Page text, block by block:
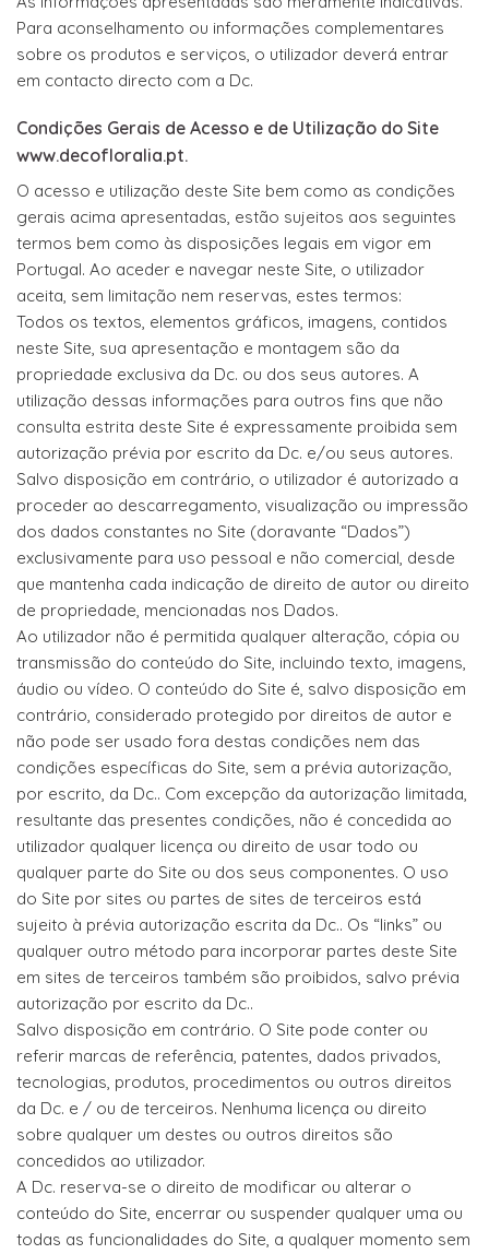
Para aconselhamento ou informações complementares
sobre os produtos e serviços, o utilizador deverá entrar
em contacto directo com a Dc.
Condições Gerais de Acesso e de Utilização do Site
www.decofloralia.pt.
O acesso e utilização deste Site bem como as condições
gerais acima apresentadas, estão sujeitos aos seguintes
termos bem como às disposições legais em vigor em
Portugal. Ao aceder e navegar neste Site, o utilizador
aceita, sem limitação nem reservas, estes termos:
Todos os textos, elementos gráficos, imagens, contidos
neste Site, sua apresentação e montagem são da
propriedade exclusiva da Dc. ou dos seus autores. A
utilização dessas informações para outros fins que não
consulta estrita deste Site é expressamente proibida sem
autorização prévia por escrito da Dc. e/ou seus autores.
Salvo disposição em contrário, o utilizador é autorizado a
proceder ao descarregamento, visualização ou impressão
dos dados constantes no Site (doravante “Dados”)
exclusivamente para uso pessoal e não comercial, desde
que mantenha cada indicação de direito de autor ou direito
de propriedade, mencionadas nos Dados.
Ao utilizador não é permitida qualquer alteração, cópia ou
transmissão do conteúdo do Site, incluindo texto, imagens,
áudio ou vídeo. O conteúdo do Site é, salvo disposição em
contrário, considerado protegido por direitos de autor e
não pode ser usado fora destas condições nem das
condições específicas do Site, sem a prévia autorização,
por escrito, da Dc.. Com excepção da autorização limitada,
resultante das presentes condições, não é concedida ao
utilizador qualquer licença ou direito de usar todo ou
qualquer parte do Site ou dos seus componentes. O uso
do Site por sites ou partes de sites de terceiros está
sujeito à prévia autorização escrita da Dc.. Os “links” ou
qualquer outro método para incorporar partes deste Site
em sites de terceiros também são proibidos, salvo prévia
autorização por escrito da Dc..
Salvo disposição em contrário. O Site pode conter ou
referir marcas de referência, patentes, dados privados,
tecnologias, produtos, procedimentos ou outros direitos
da Dc. e / ou de terceiros. Nenhuma licença ou direito
sobre qualquer um destes ou outros direitos são
concedidos ao utilizador.
A Dc. reserva-se o direito de modificar ou alterar o
conteúdo do Site, encerrar ou suspender qualquer uma ou
todas as funcionalidades do Site, a qualquer momento sem